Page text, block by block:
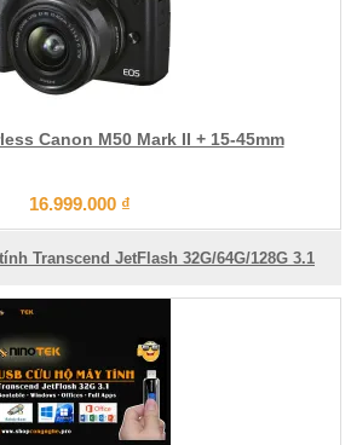
Canon M50 Mark II + 15-45mm
16.999.000 ₫
Transcend JetFlash 32G/64G/128G 3.1